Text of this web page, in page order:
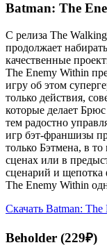
Batman: The
С релиза The
продолжает
качественные
The Enemy Within
игру об этом
только действия,
которые делает
тем радостно
игр бэт-франшизы
только Бэтмена, в
сценах или в
сценарий и щепотка
The Enemy Within
Скачать Batman:
Beholder (229₽)